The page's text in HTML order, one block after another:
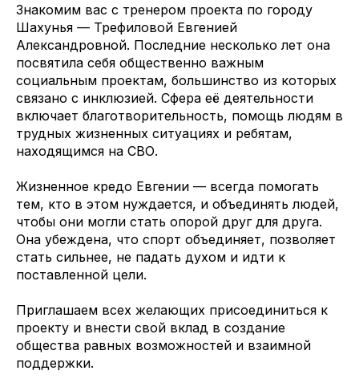
Знакомим вас с тренером проекта по городу
Шахунья — Трефиловой Евгенией
Александровной. Последние несколько лет она
посвятила себя общественно важным
социальным проектам, большинство из которых
связано с инклюзией. Сфера её деятельности
включает благотворительность, помощь людям в
трудных жизненных ситуациях и ребятам,
находящимся на СВО.
Жизненное кредо Евгении — всегда помогать
тем, кто в этом нуждается, и объединять людей,
чтобы они могли стать опорой друг для друга.
Она убеждена, что спорт объединяет, позволяет
стать сильнее, не падать духом и идти к
поставленной цели.
Приглашаем всех желающих присоединиться к
проекту и внести свой вклад в создание
общества равных возможностей и взаимной
поддержки.